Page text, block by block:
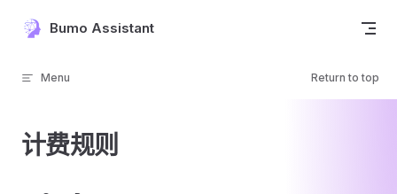
Skip to content
Bumo Assistant
Menu Return to top
计费规则